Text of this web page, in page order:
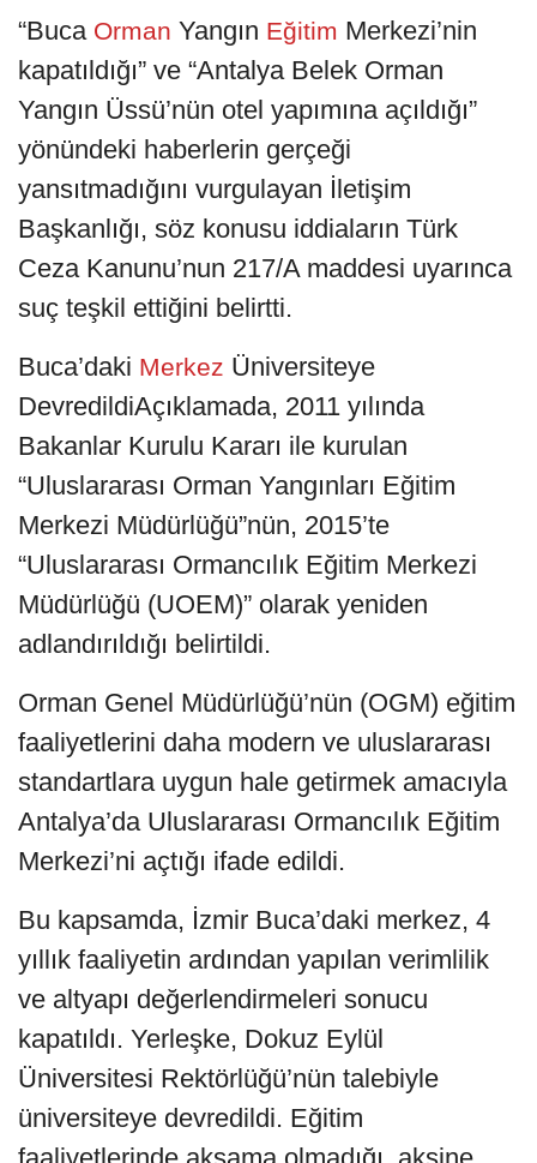
“Buca Orman Yangın Eğitim Merkezi’nin
kapatıldığı” ve “Antalya Belek Orman
Yangın Üssü’nün otel yapımına açıldığı”
yönündeki haberlerin gerçeği
yansıtmadığını vurgulayan İletişim
Başkanlığı, söz konusu iddiaların Türk
Ceza Kanunu’nun 217/A maddesi uyarınca
suç teşkil ettiğini belirtti.
Buca’daki Merkez Üniversiteye
DevredildiAçıklamada, 2011 yılında
Bakanlar Kurulu Kararı ile kurulan
“Uluslararası Orman Yangınları Eğitim
Merkezi Müdürlüğü”nün, 2015’te
“Uluslararası Ormancılık Eğitim Merkezi
Müdürlüğü (UOEM)” olarak yeniden
adlandırıldığı belirtildi.
Orman Genel Müdürlüğü’nün (OGM) eğitim
faaliyetlerini daha modern ve uluslararası
standartlara uygun hale getirmek amacıyla
Antalya’da Uluslararası Ormancılık Eğitim
Merkezi’ni açtığı ifade edildi.
Bu kapsamda, İzmir Buca’daki merkez, 4
yıllık faaliyetin ardından yapılan verimlilik
ve altyapı değerlendirmeleri sonucu
kapatıldı. Yerleşke, Dokuz Eylül
Üniversitesi Rektörlüğü’nün talebiyle
üniversiteye devredildi. Eğitim